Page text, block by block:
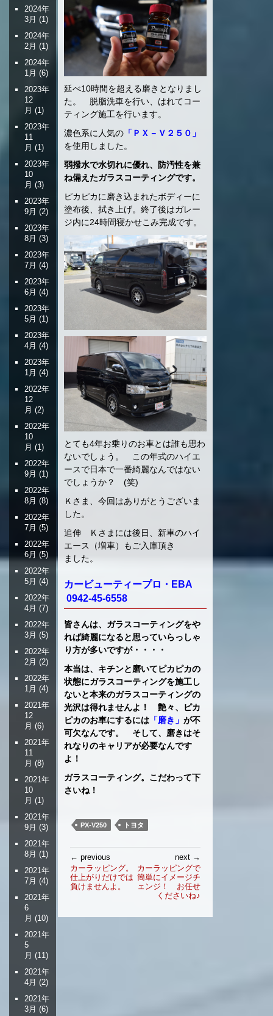
延べ10時間を超える磨きとなりまし
た。 脱脂洗車を行い、はれてコー
ティング施工を行います。
濃色系に人気の 「ＰＸ－Ｖ２５０」
を使用しました。
弱撥水で水切れに優れ、防汚性を兼
ね備えたガラスコーティングです。
ピカピカに磨き込まれたボディーに
塗布後、拭き上げ。終了後はガレー
ジ内に24時間寝かせこみ完成です。
とても4年お乗りのお車とは誰も思わ
ないでしょう。 この年式のハイエ
ースで日本で一番綺麗なんではない
でしょうか？ (笑)
Ｋさま、今回はありがとうございま
した。
追伸 Ｋさまには後日、新車のハイ
エース（増車）もご入庫頂き
ました。
カービューティープロ・EBA
0942-45-6558
皆さんは、ガラスコーティングをや
れば綺麗になると思っていらっしゃ
り方が多いですが・・・・
本当は、キチンと磨いてピカピカの
状態にガラスコーティングを施工し
ないと本来のガラスコーティングの
光沢は得れませんよ！ 艶々、ピカ
ピカのお車にするには 「磨き」が不
可欠なんです。 そして、磨きはそ
れなりのキャリアが必要なんです
よ！
ガラスコーティング。こだわって下
さいね！
PX-V250 トヨタ
稿
ナ
ビ
ー
← previous
カーラッピング。
仕上がりだけでは
負けませんよ。
next →
カーラッピングで
簡単にイメージチ
ェンジ！ お任せ
くださいね♪
2024年
3月 (1)
2024年
2月 (1)
2024年
1月 (6)
2023年
12
月 (1)
2023年
11
月 (1)
2023年
10
月 (3)
2023年
9月 (2)
2023年
8月 (3)
2023年
7月 (4)
2023年
6月 (4)
2023年
5月 (1)
2023年
4月 (4)
2023年
1月 (4)
2022年
12
月 (2)
2022年
10
月 (1)
2022年
9月 (1)
2022年
8月 (8)
2022年
7月 (5)
2022年
6月 (5)
2022年
5月 (4)
2022年
4月 (7)
2022年
3月 (5)
2022年
2月 (2)
2022年
1月 (4)
2021年
12
月 (6)
2021年
11
月 (8)
2021年
10
月 (1)
2021年
9月 (3)
2021年
8月 (1)
2021年
7月 (4)
2021年
6
月 (10)
2021年
5
月 (11)
2021年
4月 (2)
2021年
3月 (6)